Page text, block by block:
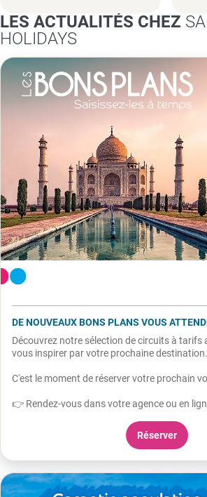
LES ACTUALITÉS CHEZ
HOLIDAYS
DE NOUVEAUX BONS PLANS VOUS
Découvrez notre sélection de circuits à tarifs
vous inspirer par votre prochaine destination.
C'est le moment de réserver votre prochain
👉 Rendez-vous dans votre agence ou en
Réserver